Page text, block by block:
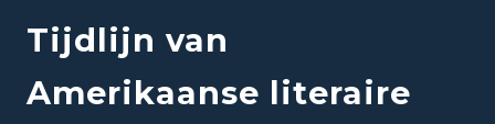
Tijdlijn van
Amerikaanse literaire